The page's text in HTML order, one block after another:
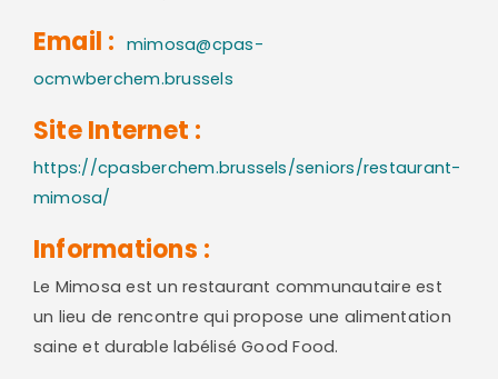
Email : mimosa@cpas-
ocmwberchem.brussels
Site Internet :
https://cpasberchem.brussels/seniors/restaurant-
mimosa/
Informations :
Le Mimosa est un restaurant communautaire est
un lieu de rencontre qui propose une alimentation
saine et durable labélisé Good Food.